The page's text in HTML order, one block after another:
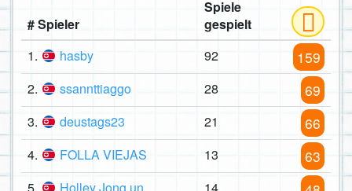
# Spieler
Spiele
gespielt
1.
hasby 92 159
2. ssannttiaggo 28 69
3. deustags23 21 66
4. FOLLA VIEJAS 13 63